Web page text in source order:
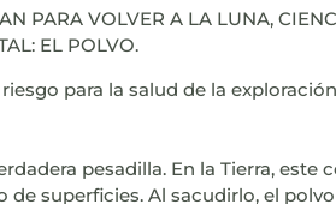
PARA VOLVER A LA LUNA,
EL POLVO.
para la salud de la
pesadilla. En la Tierra,
superficies. Al sacudirlo, el